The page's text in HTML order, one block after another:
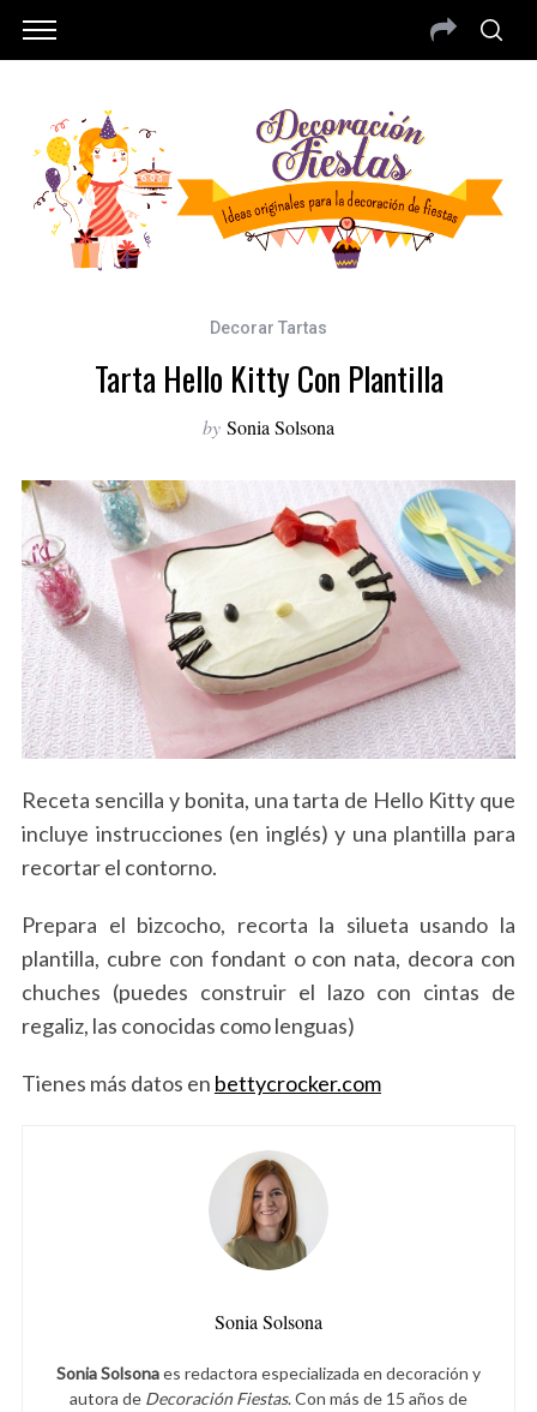
Decorar Tartas
Tarta Hello Kitty Con Plantilla
by Sonia Solsona
Receta sencilla y bonita, una tarta de Hello Kitty que
incluye instrucciones (en inglés) y una plantilla para
recortar el contorno.
Prepara el bizcocho, recorta la silueta usando la
plantilla, cubre con fondant o con nata, decora con
chuches (puedes construir el lazo con cintas de
regaliz, las conocidas como lenguas)
Tienes más datos en bettycrocker.com
Sonia Solsona
Sonia Solsonaes redactora especializada en decoración y
autora de Decoración Fiestas. Con más de 15 años de